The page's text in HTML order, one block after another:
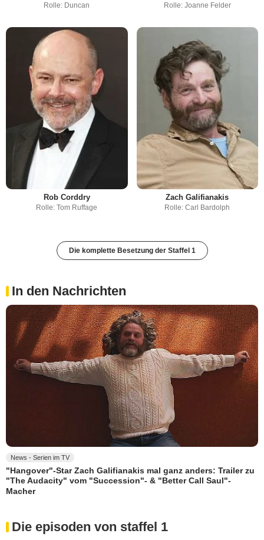
Rolle: Duncan Rolle: Joanne Felder
Rob Corddry
Rolle: Tom Ruffage
Zach Galifianakis
Rolle: Carl Bardolph
Die komplette Besetzung der Staffel 1
In den Nachrichten
News - Serien im TV
"Hangover"-Star Zach Galifianakis mal ganz anders: Trailer zu
"The Audacity" vom "Succession"- & "Better Call Saul"-
Macher
Die episoden von staffel 1